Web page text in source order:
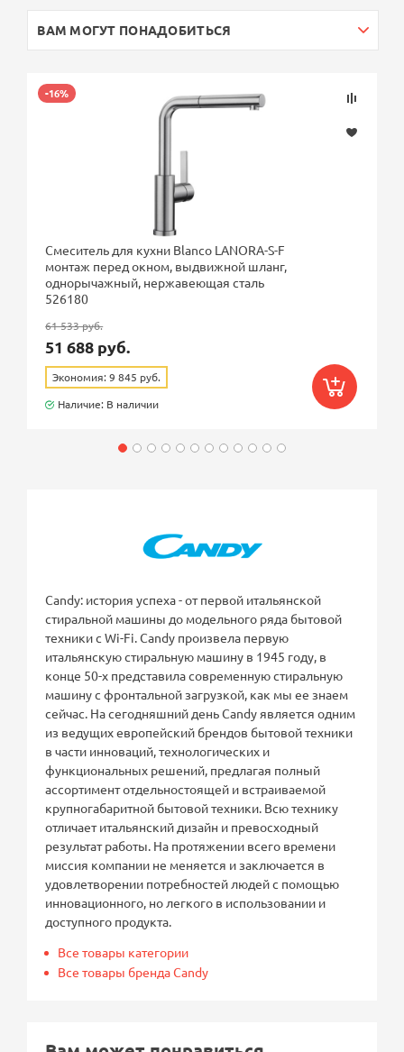
ВАМ МОГУТ ПОНАДОБИТЬСЯ
-16%
Смеситель для кухни Blanco LANORA-S-F
монтаж перед окном, выдвижной шланг,
однорычажный, нержавеющая сталь
526180
61 533 руб.
51 688 руб.
Экономия: 9 845 руб.
Наличие: В наличии
Candy: история успеха - от первой итальянской
стиральной машины до модельного ряда бытовой
техники с Wi-Fi. Candy произвела первую
итальянскую стиральную машину в 1945 году, в
конце 50-х представила современную стиральную
машину с фронтальной загрузкой, как мы ее знаем
сейчас. На сегодняшний день Candy является одним
из ведущих европейский брендов бытовой техники
в части инноваций, технологических и
функциональных решений, предлагая полный
ассортимент отдельностоящей и встраиваемой
крупногабаритной бытовой техники. Всю технику
отличает итальянский дизайн и превосходный
результат работы. На протяжении всего времени
миссия компании не меняется и заключается в
удовлетворении потребностей людей с помощью
инновационного, но легкого в использовании и
доступного продукта.
Все товары категории
Все товары бренда Candy